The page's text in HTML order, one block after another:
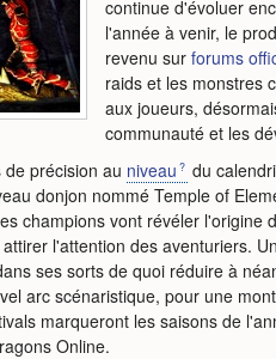
continue d'évoluer
l'année à venir, le
revenu sur forums
raids et les monstres
aux joueurs,
communauté et les
précision au niveau du
donjon nommé Temple of
champions vont révéler
l'attention des aventuriers.
ses sorts de quoi réduire à
arc scénaristique, pour une
marqueront les saisons de
Online.